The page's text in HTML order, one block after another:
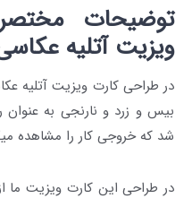
توضیحات
ویزیت آتلیه
در طراحی کارت ویزیت آتلیه
بیس و زرد و نارنجی به
شد که خروجی کار را مشاهده